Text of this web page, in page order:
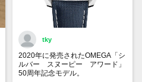
tky
2020年に発売されたOMEGA「シ
ルバー スヌーピー アワード」
50周年記念モデル。